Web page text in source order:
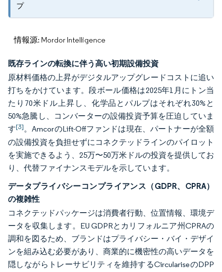
プ
情報源: Mordor Intelligence
既存ラインの転換に伴う高い初期設備投資
原材料価格の上昇がデジタルアップグレードコストに追い
打ちをかけています。段ボール価格は2025年1月にトン当
たり70米ドル上昇し、化学品とパルプはそれぞれ30%と
50%急騰し、コンバーターの設備投資予算を圧迫していま
す[3]。AmcorのLift-Offファンドは現在、パートナーが全額
の設備投資を負担せずにコネクテッドラインのパイロット
を実施できるよう、25万〜50万米ドルの投資を提供してお
り、代替ファイナンスモデルを示しています。
データプライバシーコンプライアンス（GDPR、CPRA）
の複雑性
コネクテッドパッケージは消費者行動、位置情報、環境デ
ータを収集します。EU GDPRとカリフォルニア州CPRAの
調和を図るため、ブランドはプライバシー・バイ・デザイ
ンを組み込む必要があり、商業的に機密性の高いデータを
隠しながらトレーサビリティを維持するCirculariseのDPP